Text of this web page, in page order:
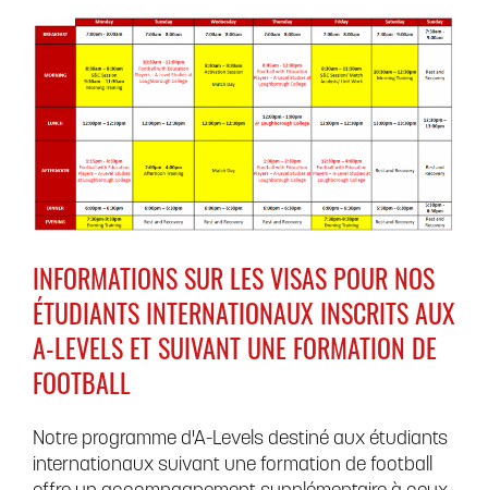
INFORMATIONS SUR LES VISAS POUR NOS
ÉTUDIANTS INTERNATIONAUX INSCRITS AUX
A-LEVELS ET SUIVANT UNE FORMATION DE
FOOTBALL
Notre programme d'A-Levels destiné aux étudiants
internationaux suivant une formation de football